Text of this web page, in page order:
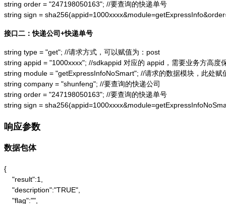
string order = "247198050163"; //要查询的快递单号
string sign =
接口二：快递公司+快递单号
string type = "get"; //请求方式，可以赋值为：post
string appid = "1000xxxx"; //sdkappid 对应的 appid，需要业务方高度
string module = "getExpressInfoNoSmart"; //请求的数据模块，此处赋
string company = "shunfeng"; //要查询的快递公司
string order = "247198050163"; //要查询的快递单号
string sign =
响应参数
数据包体
{
    "result":1,
    "description":"TRUE",
    "flag":"",